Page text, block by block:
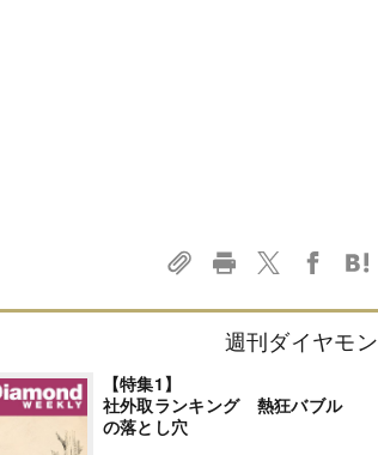
週刊ダイヤモ
【特集1】
社外取ランキング 熱狂バブル
の落とし穴